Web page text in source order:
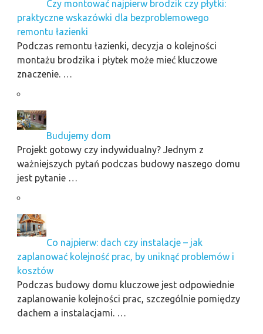
Czy montować najpierw brodzik czy płytki:
praktyczne wskazówki dla bezproblemowego
remontu łazienki
Podczas remontu łazienki, decyzja o kolejności
montażu brodzika i płytek może mieć kluczowe
znaczenie. …
Budujemy dom
Projekt gotowy czy indywidualny? Jednym z
ważniejszych pytań podczas budowy naszego domu
jest pytanie …
Co najpierw: dach czy instalacje – jak
zaplanować kolejność prac, by uniknąć problemów i
kosztów
Podczas budowy domu kluczowe jest odpowiednie
zaplanowanie kolejności prac, szczególnie pomiędzy
dachem a instalacjami. …